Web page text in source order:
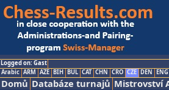
Logged on: Gast
Arabic ARM AZE BIH BUL CAT CHN CRO CZE DEN ENG
Domů Databáze turnajů Mistrovství